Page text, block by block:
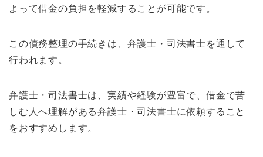
よって借金の負担を軽減することが可能です。
この債務整理の手続きは、弁護士・司法書士を通して
行われます。
弁護士・司法書士は、実績や経験が豊富で、借金で苦
しむ人へ理解がある弁護士・司法書士に依頼すること
をおすすめします。